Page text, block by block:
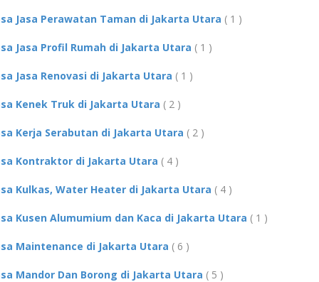
Jasa Perawatan Taman di Jakarta Utara ( 1 )
Jasa Profil Rumah di Jakarta Utara ( 1 )
Jasa Renovasi di Jakarta Utara ( 1 )
Kenek Truk di Jakarta Utara ( 2 )
Kerja Serabutan di Jakarta Utara ( 2 )
Kontraktor di Jakarta Utara ( 4 )
Kulkas, Water Heater di Jakarta Utara ( 4 )
Kusen Alumumium dan Kaca di Jakarta Utara ( 1 )
Maintenance di Jakarta Utara ( 6 )
Mandor Dan Borong di Jakarta Utara ( 5 )